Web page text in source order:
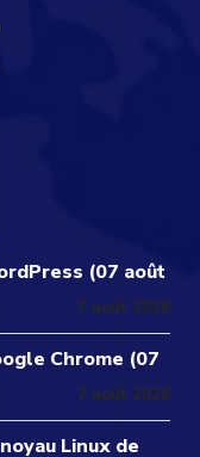
(07 août
7 août 2026
Chrome (07
7 août 2026
Linux de